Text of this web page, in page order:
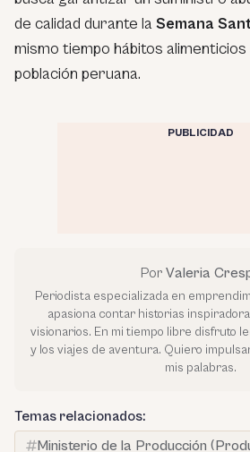
de calidad durante la Semana
mismo tiempo hábitos alimenticios
población peruana.
PUBLICIDAD
Por Valeria
Periodista especializada en
apasiona contar historias
visionarios. En mi tiempo libre disfruto
y los viajes de aventura. Quiero
mis palabras.
Temas relacionados:
Ministerio de la Producción